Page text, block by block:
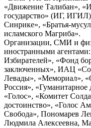
«Движение Талибан»,
государство» (ИГ,
Синрике», «Братья-
исламского Магриба».
Организации, СМИ и
иностранными
Избирателей», «Фонд
заключенных», ИАЦ
Левады», «Мемориал»,
Россия»,
«Голос», «Комитет
достоинство», «Голос
Свобода», Пономарев
Людмила Алексеевна,